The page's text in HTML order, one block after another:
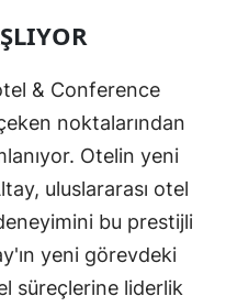
& Conference
noktalarından
Otelin yeni
uluslararası otel
bu prestijli
yeni görevdeki
süreçlerine liderlik